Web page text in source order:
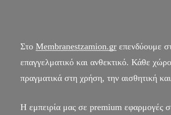
Στο Membranestzamion.grεπενδύουμε
επαγγελματικό και ανθεκτικό. Κάθε
πραγματικά στη χρήση, την αισθητική
Η εμπειρία μας σε premium εφαρμογές